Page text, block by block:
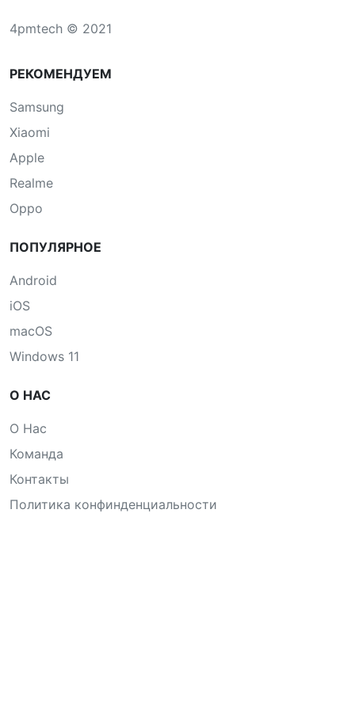
4pmtech © 2021
РЕКОМЕНДУЕМ
Samsung
Xiaomi
Apple
Realme
Oppo
ПОПУЛЯРНОЕ
Android
iOS
macOS
Windows 11
О НАС
О Нас
Команда
Контакты
Политика конфинденциальности